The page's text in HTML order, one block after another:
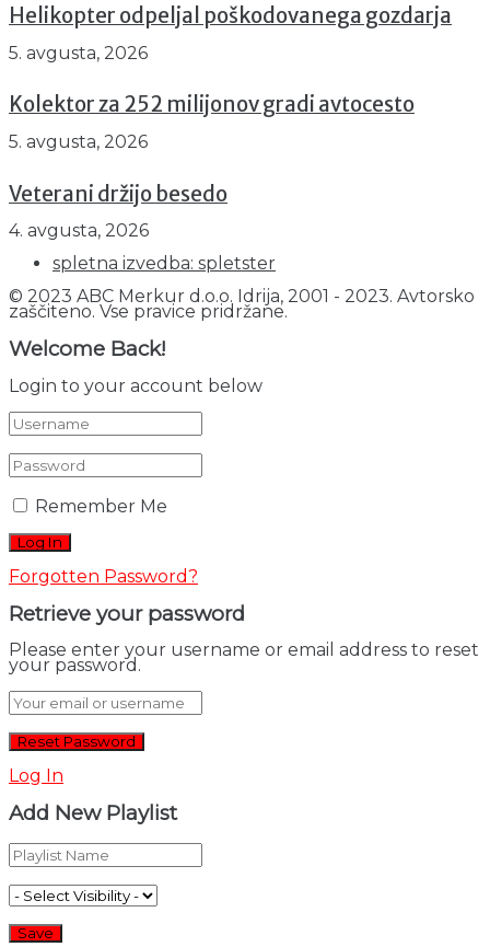
Helikopter odpeljal poškodovanega gozdarja
5. avgusta, 2026
Kolektor za 252 milijonov gradi avtocesto
5. avgusta, 2026
Veterani držijo besedo
4. avgusta, 2026
spletna izvedba: spletster
© 2023 ABC Merkur d.o.o. Idrija, 2001 - 2023. Avtorsko
zaščiteno. Vse pravice pridržane.
Welcome Back!
Login to your account below
Remember Me
Forgotten Password?
Retrieve your password
Please enter your username or email address to reset
your password.
Log In
Add New Playlist